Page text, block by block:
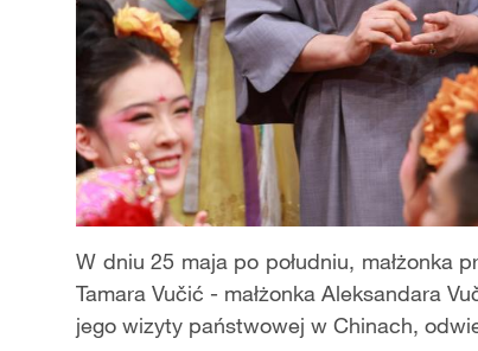
W dniu 25 maja po południu, małżonka
Tamara Vučić - małżonka Aleksandara
jego wizyty państwowej w Chinach,